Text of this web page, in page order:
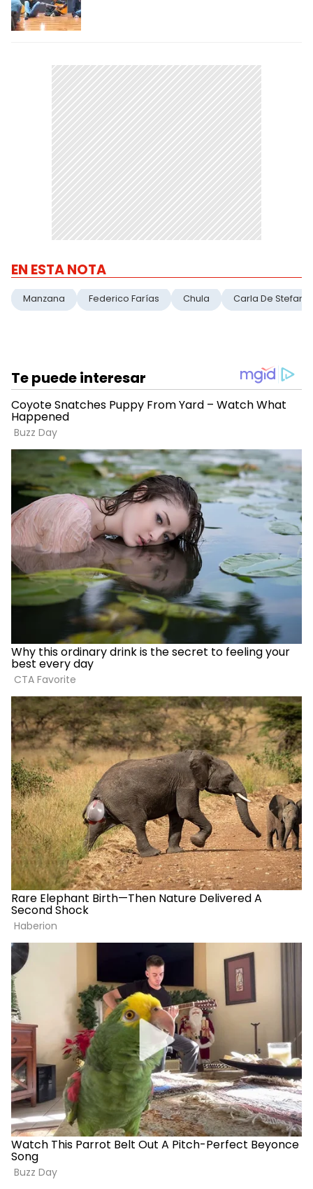
EN ESTA NOTA
Manzana Federico Farías Chula Carla De Stefano